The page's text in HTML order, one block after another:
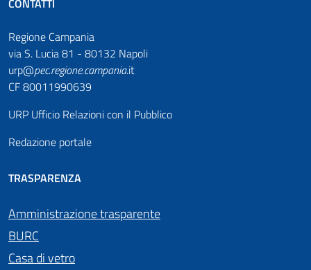
CONTATTI
Regione Campania
via S. Lucia 81 - 80132 Napoli
urp@pec.regione.campania.it
CF 80011990639
URP Ufficio Relazioni con il Pubblico
Redazione portale
TRASPARENZA
Amministrazione trasparente
BURC
Casa di vetro